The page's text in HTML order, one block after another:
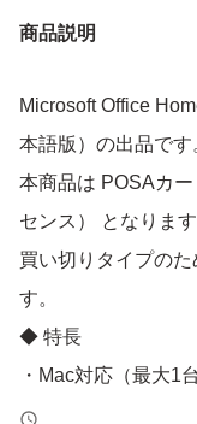
商品説明
Microsoft Office
本語版）の出品です
本商品は POSAカ
センス） となります
買い切りタイプの
す。
◆ 特長
・Mac対応（最大1
・Word / Excel /